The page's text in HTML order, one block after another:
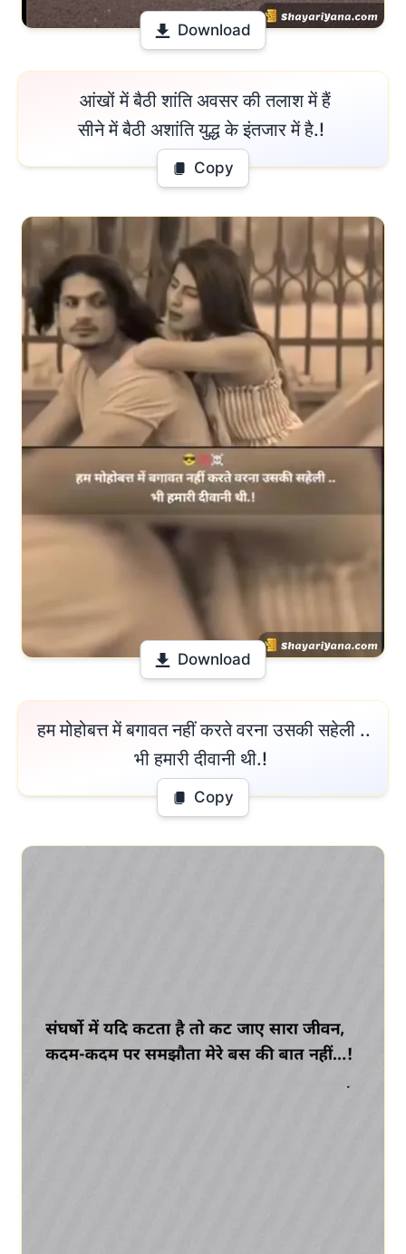
Download
सीने में बैठी अशांति युद्ध के इंतजार में है.!
Copy
Download
हम मोहोबत्त में बगावत नहीं करते वरना उसकी सहेली ..
भी हमारी दीवानी थी.!
Copy